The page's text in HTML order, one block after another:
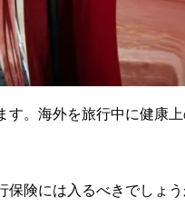
。海外を旅行中に健康
険には入るべきでしょ